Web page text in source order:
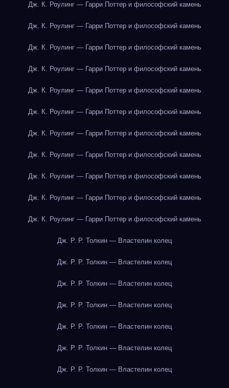
Дж. К. Роулинг — Гарри Поттер и философский камень
Дж. К. Роулинг — Гарри Поттер и философский камень
Дж. К. Роулинг — Гарри Поттер и философский камень
Дж. К. Роулинг — Гарри Поттер и философский камень
Дж. К. Роулинг — Гарри Поттер и философский камень
Дж. К. Роулинг — Гарри Поттер и философский камень
Дж. К. Роулинг — Гарри Поттер и философский камень
Дж. К. Роулинг — Гарри Поттер и философский камень
Дж. К. Роулинг — Гарри Поттер и философский камень
Дж. К. Роулинг — Гарри Поттер и философский камень
Дж. К. Роулинг — Гарри Поттер и философский камень
Дж. Р. Р. Толкин — Властелин колец
Дж. Р. Р. Толкин — Властелин колец
Дж. Р. Р. Толкин — Властелин колец
Дж. Р. Р. Толкин — Властелин колец
Дж. Р. Р. Толкин — Властелин колец
Дж. Р. Р. Толкин — Властелин колец
Дж. Р. Р. Толкин — Властелин колец